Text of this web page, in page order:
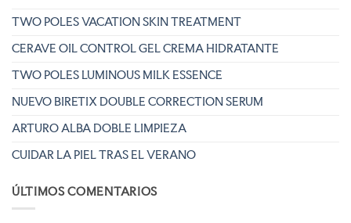
TWO POLES VACATION SKIN TREATMENT
CERAVE OIL CONTROL GEL CREMA HIDRATANTE
TWO POLES LUMINOUS MILK ESSENCE
NUEVO BIRETIX DOUBLE CORRECTION SERUM
ARTURO ALBA DOBLE LIMPIEZA
CUIDAR LA PIEL TRAS EL VERANO
ÚLTIMOS COMENTARIOS